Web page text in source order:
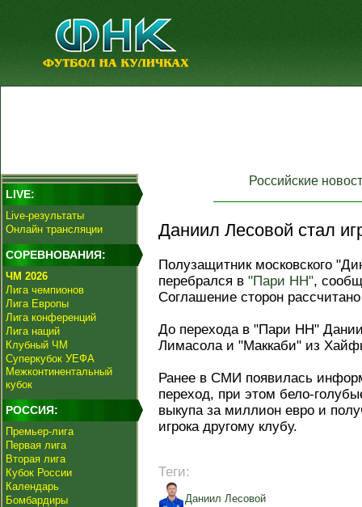
LIVE:
Live-результаты
Онлайн трансляции
СОРЕВНОВАНИЯ:
ЧМ 2026
Лига чемпионов
Лига Европы
Лига конференций
Лига наций
Клубный ЧМ
Суперкубок УЕФА
Межконтинентальный
кубок
РОССИЯ:
Премьер-лига
Первая лига
Вторая лига
Кубок России
Календарь
Бомбардиры
Российские
Даниил Лесовой стал
Полузащитник московского
перебрался в "Пари НН",
Соглашение сторон
До перехода в "Пари НН"
Лимасола и "Маккаби" из
Ранее в СМИ появилась
переход, при этом бело-
выкупа за миллион евро и
игрока другому клубу.
Теги:
Даниил Лесовой